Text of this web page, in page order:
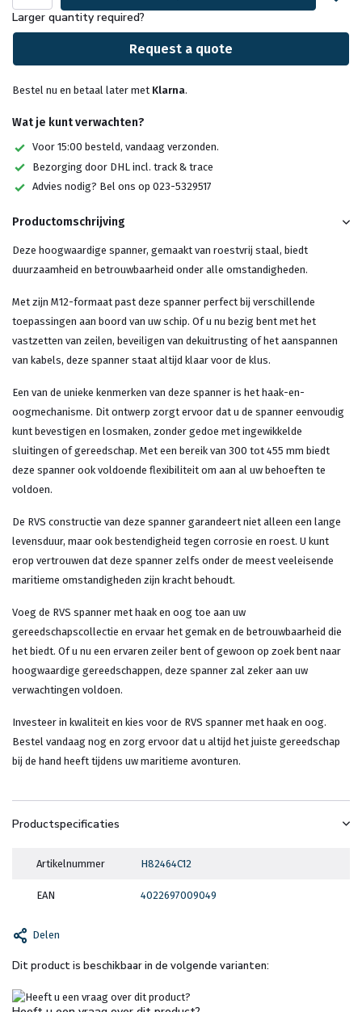
Larger quantity required?
Request a quote
Bestel nu en betaal later met Klarna.
Wat je kunt verwachten?
Voor 15:00 besteld, vandaag verzonden.
Bezorging door DHL incl. track & trace
Advies nodig? Bel ons op 023-5329517
Productomschrijving
Deze hoogwaardige spanner, gemaakt van roestvrij staal, biedt
duurzaamheid en betrouwbaarheid onder alle omstandigheden.
Met zijn M12-formaat past deze spanner perfect bij verschillende
toepassingen aan boord van uw schip. Of u nu bezig bent met het
vastzetten van zeilen, beveiligen van dekuitrusting of het aanspannen
van kabels, deze spanner staat altijd klaar voor de klus.
Een van de unieke kenmerken van deze spanner is het haak-en-
oogmechanisme. Dit ontwerp zorgt ervoor dat u de spanner eenvoudig
kunt bevestigen en losmaken, zonder gedoe met ingewikkelde
sluitingen of gereedschap. Met een bereik van 300 tot 455 mm biedt
deze spanner ook voldoende flexibiliteit om aan al uw behoeften te
voldoen.
De RVS constructie van deze spanner garandeert niet alleen een lange
levensduur, maar ook bestendigheid tegen corrosie en roest. U kunt
erop vertrouwen dat deze spanner zelfs onder de meest veeleisende
maritieme omstandigheden zijn kracht behoudt.
Voeg de RVS spanner met haak en oog toe aan uw
gereedschapscollectie en ervaar het gemak en de betrouwbaarheid die
het biedt. Of u nu een ervaren zeiler bent of gewoon op zoek bent naar
hoogwaardige gereedschappen, deze spanner zal zeker aan uw
verwachtingen voldoen.
Investeer in kwaliteit en kies voor de RVS spanner met haak en oog.
Bestel vandaag nog en zorg ervoor dat u altijd het juiste gereedschap
bij de hand heeft tijdens uw maritieme avonturen.
Productspecificaties
Artikelnummer H82464C12
EAN 4022697009049
Delen
Dit product is beschikbaar in de volgende varianten: